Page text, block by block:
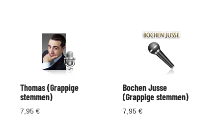
Thomas (Grappige
stemmen)
7,95 €
Bochen Jusse
(Grappige stemmen)
7,95 €